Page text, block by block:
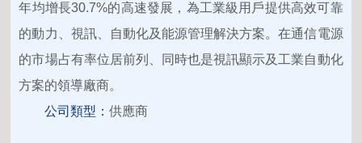
年均增長30.7%的高速發展，為工業級用戶提供高效可靠
的動力、視訊、自動化及能源管理解決方案。在通信電源
的市場占有率位居前列、同時也是視訊顯示及工業自動化
方案的領導廠商。
公司類型：供應商